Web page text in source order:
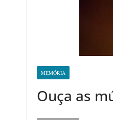
MEMÓRIA
Ouça as